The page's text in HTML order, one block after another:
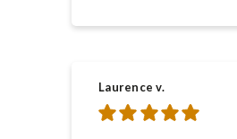
Laurence v.